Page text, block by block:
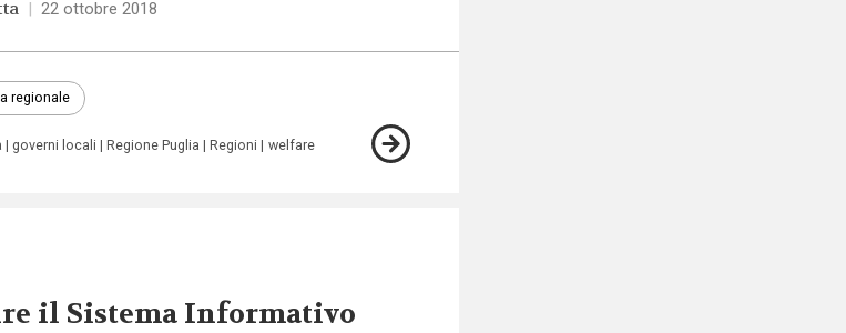
| 22 ottobre 2018
regionale
governi locali Regione Puglia Regioni welfare
il Sistema Informativo